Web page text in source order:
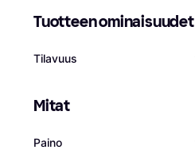
Tuotteen ominaisuudet
Tilavuus
Mitat
Paino